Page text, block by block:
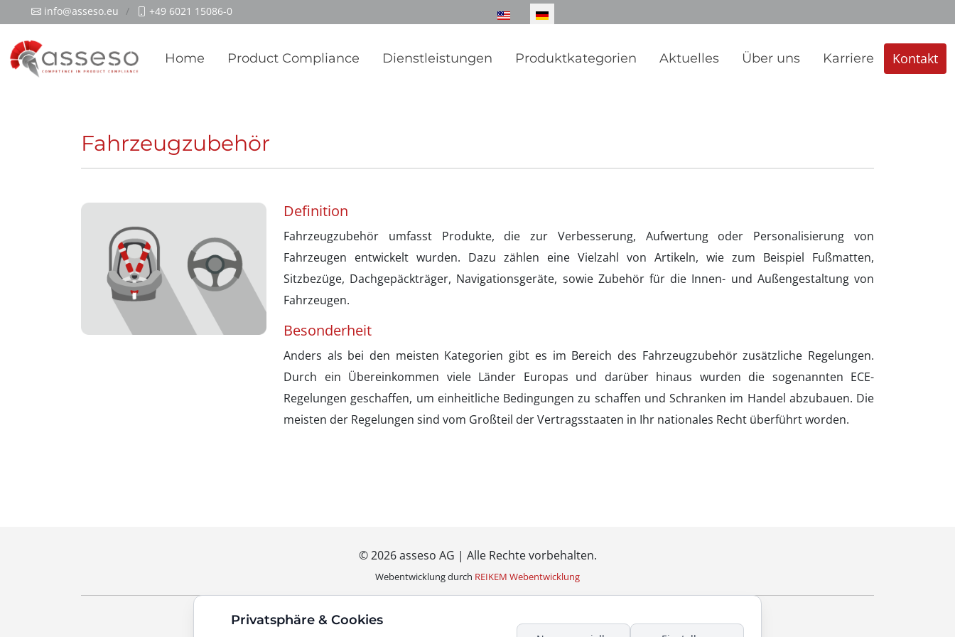
Home Product Compliance Dienstleistungen Produktkategorien Aktuelles Über uns Karriere Kontakt
info@asseso.eu +49 6021 15086-0 Sprache auswählen
Fahrzeugzubehör
Definition
Fahrzeugzubehör umfasst Produkte, die zur Verbesserung, Aufwertung oder Personalisierung von
Fahrzeugen entwickelt wurden. Dazu zählen eine Vielzahl von Artikeln, wie zum Beispiel Fußmatten,
Sitzbezüge, Dachgepäckträger, Navigationsgeräte, sowie Zubehör für die Innen- und Außengestaltung von
Fahrzeugen.
Besonderheit
Anders als bei den meisten Kategorien gibt es im Bereich des Fahrzeugzubehör zusätzliche Regelungen.
Durch ein Übereinkommen viele Länder Europas und darüber hinaus wurden die sogenannten ECE-
Regelungen geschaffen, um einheitliche Bedingungen zu schaffen und Schranken im Handel abzubauen. Die
meisten der Regelungen sind vom Großteil der Vertragsstaaten in Ihr nationales Recht überführt worden.
© 2026 asseso AG | Alle Rechte vorbehalten.
Webentwicklung durch REIKEM Webentwicklung
Datenschutz
Privatsphäre & Cookies